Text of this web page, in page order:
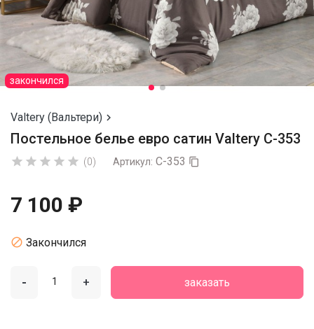
закончился
Valtery (Вальтери) 
Постельное белье евро сатин Valtery C-353
     (0) Артикул: C-353 
7 100 ₽
 Закончился
- + заказать